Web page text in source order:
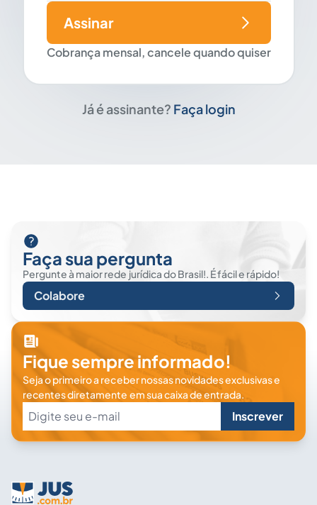
Cobrança mensal, cancele quando quiser
Assinar
Já é assinante? Faça login
Faça sua pergunta
Pergunte à maior rede jurídica do Brasil!. É fácil e rápido!
Colabore
Fique sempre informado!
Seja o primeiro a receber nossas novidades exclusivas e
recentes diretamente em sua caixa de entrada.
Inscrever